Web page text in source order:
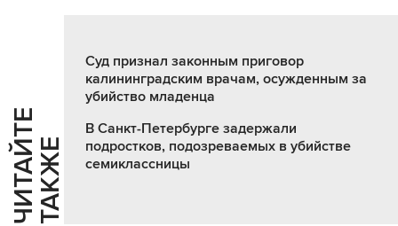
Ч
И
Т
АЙ
Т
Е
Т
А
К
ЖЕ
Суд признал законным приговор
калининградским врачам, осужденным за
убийство младенца
В Санкт-Петербурге задержали
подростков, подозреваемых в убийстве
семиклассницы